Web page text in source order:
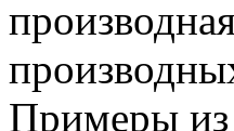
Примеры из